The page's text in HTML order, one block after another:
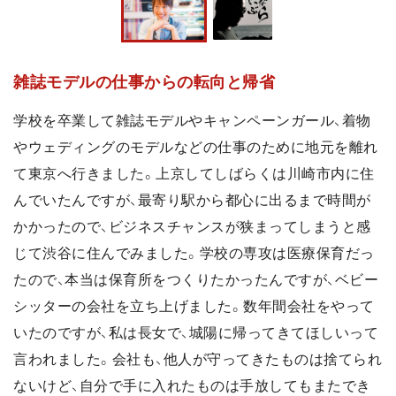
雑誌モデルの仕事からの転向と帰省
学校を卒業して雑誌モデルやキャンペーンガール、着物
やウェディングのモデルなどの仕事のために地元を離れ
て東京へ行きました。上京してしばらくは川崎市内に住
んでいたんですが、最寄り駅から都心に出るまで時間が
かかったので、ビジネスチャンスが狭まってしまうと感
じて渋谷に住んでみました。学校の専攻は医療保育だっ
たので、本当は保育所をつくりたかったんですが、ベビー
シッターの会社を立ち上げました。数年間会社をやって
いたのですが、私は長女で、城陽に帰ってきてほしいって
言われました。会社も、他人が守ってきたものは捨てられ
ないけど、自分で手に入れたものは手放してもまたでき